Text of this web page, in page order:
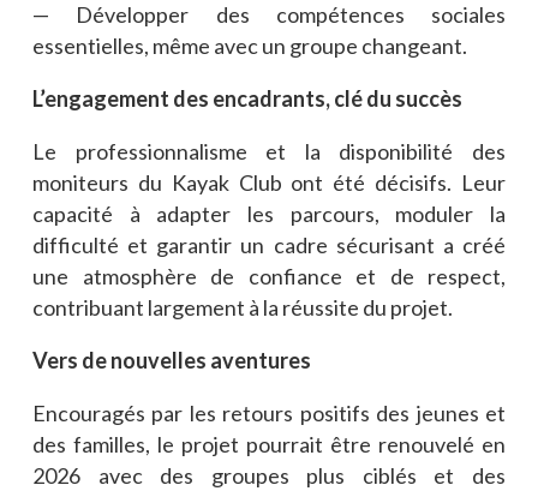
— Développer des compétences sociales
essentielles, même avec un groupe changeant.
L’engagement des encadrants, clé du succès
Le professionnalisme et la disponibilité des
moniteurs du Kayak Club ont été décisifs. Leur
capacité à adapter les parcours, moduler la
difficulté et garantir un cadre sécurisant a créé
une atmosphère de confiance et de respect,
contribuant largement à la réussite du projet.
Vers de nouvelles aventures
Encouragés par les retours positifs des jeunes et
des familles, le projet pourrait être renouvelé en
2026 avec des groupes plus ciblés et des